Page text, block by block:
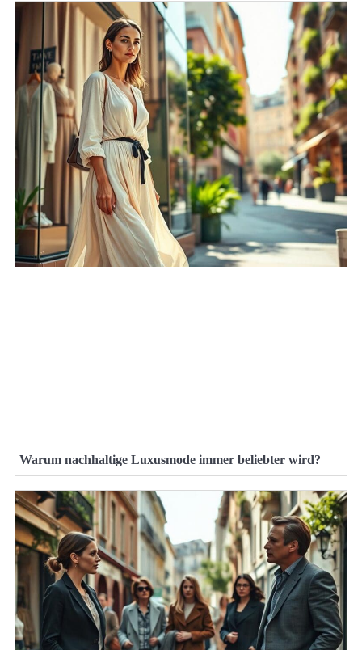
Warum nachhaltige Luxusmode immer beliebter wird?